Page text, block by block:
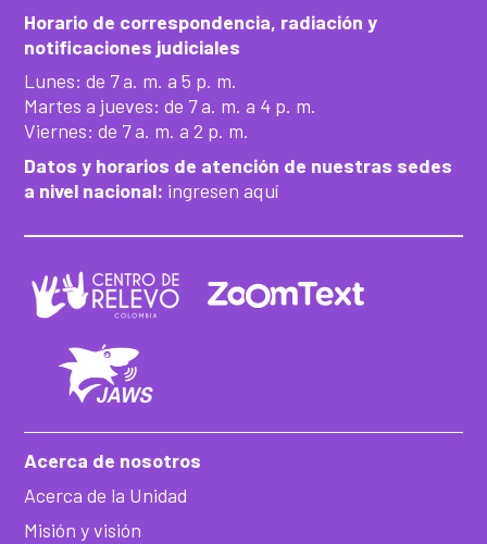
Horario de correspondencia, radiación y
notificaciones judiciales
Lunes: de 7 a. m. a 5 p. m.
Martes a jueves: de 7 a. m. a 4 p. m.
Viernes: de 7 a. m. a 2 p. m.
Datos y horarios de atención de nuestras sedes
a nivel nacional: ingresen aquí
Acerca de nosotros
Acerca de la Unidad
Misión y visión